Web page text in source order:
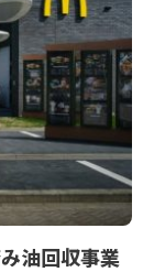
油回収事業